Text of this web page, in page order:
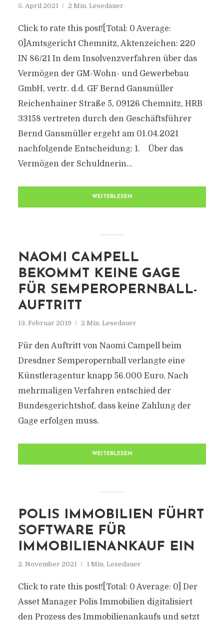
5. April 2021 2 Min. Lesedauer
Click to rate this post![Total: 0 Average:
0]Amtsgericht Chemnitz, Aktenzeichen: 220
IN 86/21 In dem Insolvenzverfahren über das
Vermögen der GM-Wohn- und Gewerbebau
GmbH, vertr. d.d. GF Bernd Gansmüller
Reichenhainer Straße 5, 09126 Chemnitz, HRB
33158 vertreten durch den Geschäftsführer
Bernd Gansmüller ergeht am 01.04.2021
nachfolgende Entscheidung: 1. Über das
Vermögen der Schuldnerin...
WEITERLESEN
NAOMI CAMPELL
BEKOMMT KEINE GAGE
FÜR SEMPEROPERNBALL-
AUFTRITT
13. Februar 2019 2 Min. Lesedauer
Für den Auftritt von Naomi Campell beim
Dresdner Semperopernball verlangte eine
Künstleragentur knapp 56.000 Euro. Nach
mehrmaligen Verfahren entschied der
Bundesgerichtshof, dass keine Zahlung der
Gage erfolgen muss.
WEITERLESEN
POLIS IMMOBILIEN FÜHRT
SOFTWARE FÜR
IMMOBILIENANKAUF EIN
2. November 2021 1 Min. Lesedauer
Click to rate this post![Total: 0 Average: 0] Der
Asset Manager Polis Immobilien digitalisiert
den Prozess des Immobilienankaufs und setzt